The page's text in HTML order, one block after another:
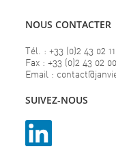
NOUS CONTACTER
Tél. : +33 (0)2 43 02 11
Fax : +33 (0)2 43 02
Email :
SUIVEZ-NOUS